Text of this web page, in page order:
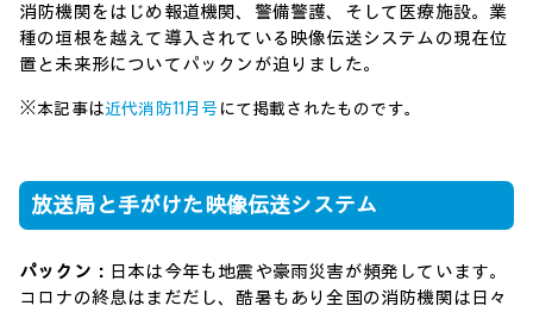
消防機関をはじめ報道機関、警備警護、そして医療施設。業
種の垣根を越えて導入されている映像伝送システムの現在位
置と未来形についてパックンが迫りました。
※本記事は近代消防11月号にて掲載されたものです。
放送局と手がけた映像伝送システム
パックン： 日本は今年も地震や豪雨災害が頻発しています。
コロナの終息はまだだし、酷暑もあり全国の消防機関は日々